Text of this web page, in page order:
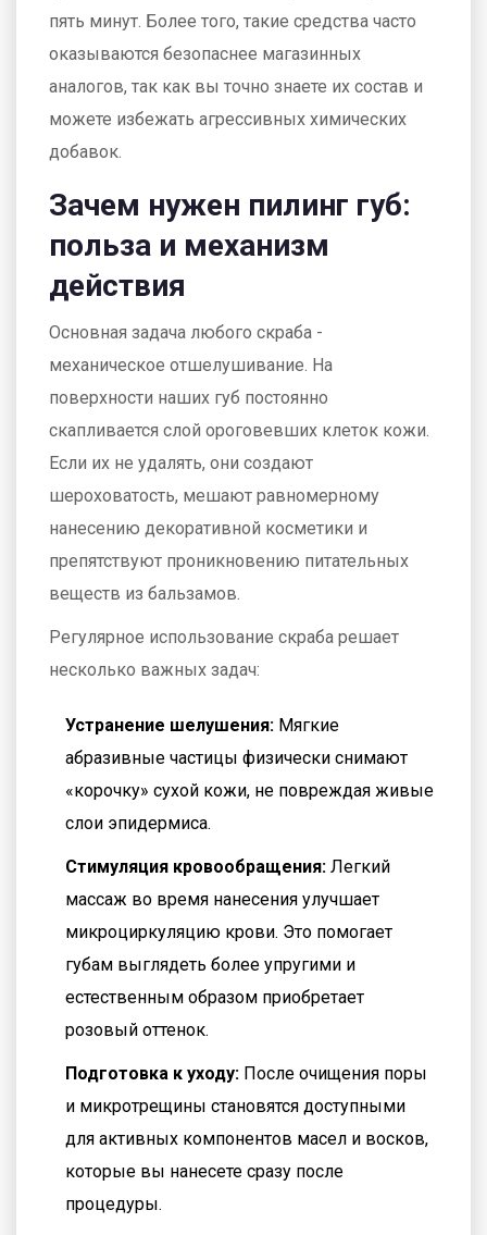
пять минут. Более того, такие средства часто
оказываются безопаснее магазинных
аналогов, так как вы точно знаете их состав и
можете избежать агрессивных химических
добавок.
Зачем нужен пилинг губ:
польза и механизм
действия
Основная задача любого скраба -
механическое отшелушивание. На
поверхности наших губ постоянно
скапливается слой ороговевших клеток кожи.
Если их не удалять, они создают
шероховатость, мешают равномерному
нанесению декоративной косметики и
препятствуют проникновению питательных
веществ из бальзамов.
Регулярное использование скраба решает
несколько важных задач:
Устранение шелушения: Мягкие
абразивные частицы физически снимают
«корочку» сухой кожи, не повреждая живые
слои эпидермиса.
Стимуляция кровообращения: Легкий
массаж во время нанесения улучшает
микроциркуляцию крови. Это помогает
губам выглядеть более упругими и
естественным образом приобретает
розовый оттенок.
Подготовка к уходу: После очищения поры
и микротрещины становятся доступными
для активных компонентов масел и восков,
которые вы нанесете сразу после
процедуры.